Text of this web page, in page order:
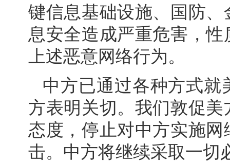
键信息基础设施、国防
息安全造成严重危害，
上述恶意网络行为。
中方已通过各种方式
方表明关切。我们敦促
态度，停止对中方实施
击。中方将继续采取一切